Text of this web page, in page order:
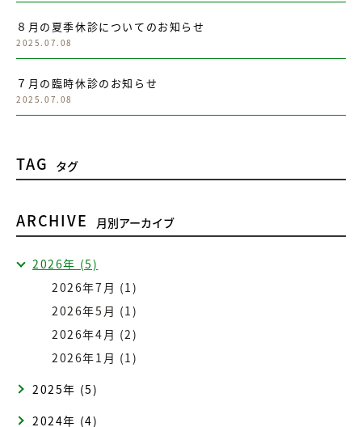
８月の夏季休診についてのお知らせ
2025.07.08
７月の臨時休診のお知らせ
2025.07.08
TAG タグ
ARCHIVE 月別アーカイブ
2026年 (5)
2026年7月 (1)
2026年5月 (1)
2026年4月 (2)
2026年1月 (1)
2025年 (5)
2024年 (4)